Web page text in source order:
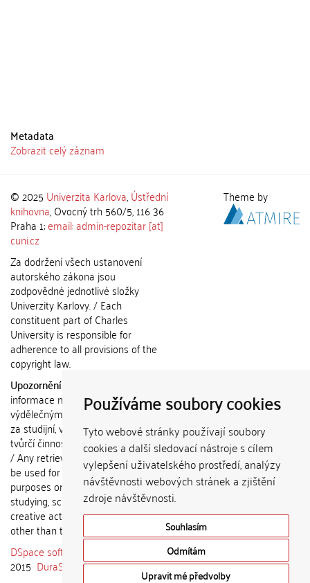
Používáme soubory cookies
Tyto webové stránky používají soubory
cookies a další sledovací nástroje s cílem
vylepšení uživatelského prostředí, analýzy
návštěvnosti webových stránek a zjištění
zdroje návštěvnosti.
Souhlasím
Odmítám
Upravit mé předvolby
Metadata
Zobrazit celý záznam
© 2025 Univerzita Karlova,Ústřední
knihovna, Ovocný trh 560/5, 116 36
Praha 1;email: admin-repozitar [at]
cuni.cz
Za dodržení všech ustanovení
autorského zákona jsou
zodpovědné jednotlivé složky
Univerzity Karlovy. / Each
constituent part of Charles
University is responsible for
adherence to all provisions of the
copyright law.
Upozornění / Notice:
informace nemohou být použity k
výdělečným účelům nebo vydávány
za studijní, vědeckou nebo jinou
tvůrčí činnost jiné osoby než autora.
/ Any retrieved information shall not
be used for any commercial
purposes or claimed as results of
studying, scientific or any other
creative activities of any person
other than the author.
DSpace software
copyright © 2002-
2015 DuraSpace
Theme by